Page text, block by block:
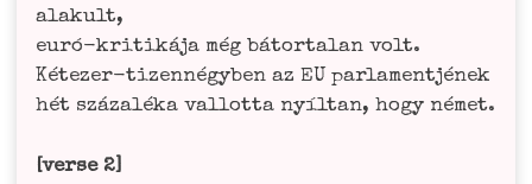
ala­kult,
euró-kri­ti­ká­ja még bátor­talan volt.
Kéte­zer-tizen­né­gy­ben az EU par­la­mentjé­nek
hét szá­za­lé­ka vallot­ta nyíl­tan, hogy német.
[ver­se 2]